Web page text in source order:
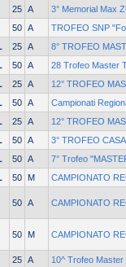
25 A
3° Memorial Max
50 A
TROFEO SNP
25 A
8° TROFEO
50 A
28 Trofeo Master
25 A
12° TROFEO
50 A
Campionati
25 A
12° TROFEO
50 A
3° TROFEO
50 A
7° Trofeo
50 M
CAMPIONATO
50 A CAMPIONATO
50 M CAMPIONATO
25 A
10^ Trofeo